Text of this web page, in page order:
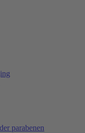
parabenen